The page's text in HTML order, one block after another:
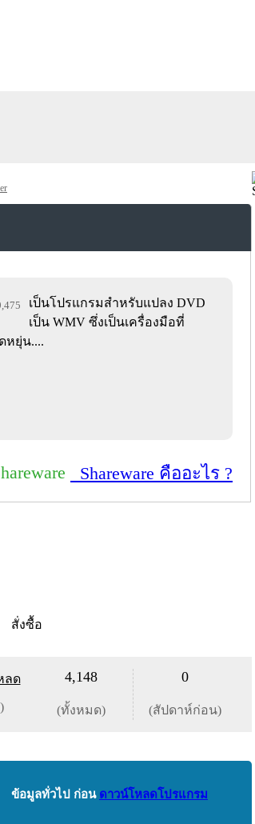
เป็นโปรแกรมสำหรับแปลง DVD
เป็น WMV ซึ่งเป็นเครื่องมือที่
หยุ่น....
Shareware คืออะไร ?
สั่งซื้อ
ลด 4,148
(ทั้งหมด)
0
(สัปดาห์ก่อน)
ข้อมูลทั่วไป ก่อน ดาวน์โหลดโปรแกรม